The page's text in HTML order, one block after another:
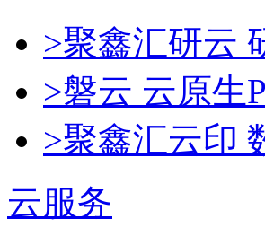
>聚鑫汇研云
>磐云 云原生
>聚鑫汇云印
云服务